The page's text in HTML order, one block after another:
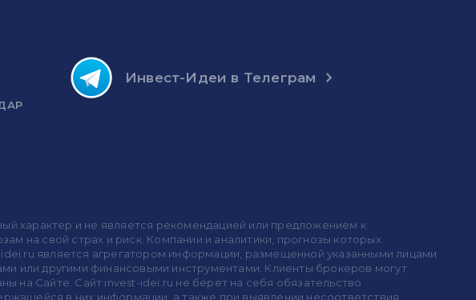
Инвест-Идеи в Телеграм
характер и не является рекомендацией или предложением к
на свой страх и риск. Компании и аналитики, прогнозы которых
является агрегатором информации, размещенной указанными лицами
или другими финансовыми инструментами. Клиенты брокеров могут
на Сайте. Сайт invest-idei.ru не берет на себя обязательство
в них информации, а также при выявлении несоответствия